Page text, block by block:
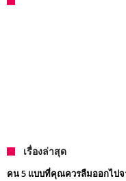
เรื่องล่าสุด
คน 5 แบบที่คุณควรลืมออกไป